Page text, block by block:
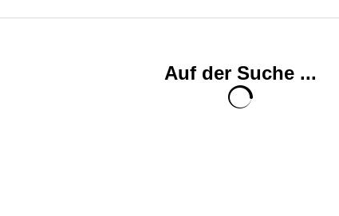
Auf der Suche ...